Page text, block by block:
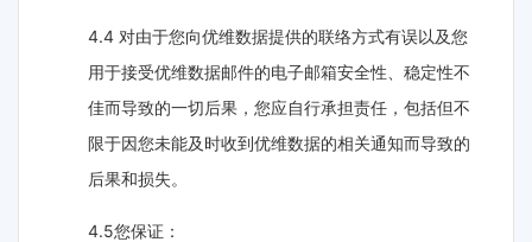
4.4 对由于您向优维数据提供的联络方式有误以及您
用于接受优维数据邮件的电子邮箱安全性、稳定性不
佳而导致的一切后果，您应自行承担责任，包括但不
限于因您未能及时收到优维数据的相关通知而导致的
后果和损失。
4.5您保证：